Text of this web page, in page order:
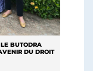
BUTODRA
DU DROIT